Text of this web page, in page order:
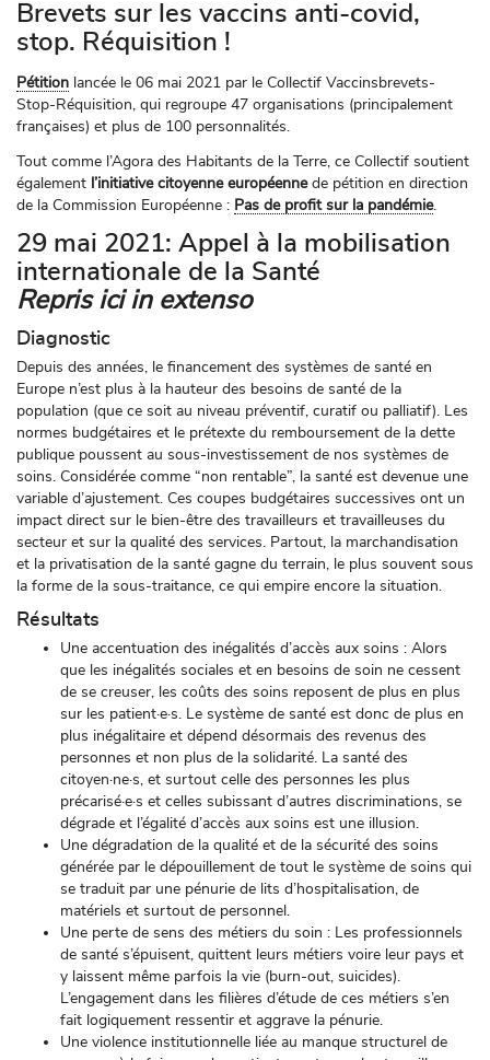
Brevets sur les vaccins anti-covid,
stop. Réquisition !
Pétition lancée le 06 mai 2021 par le Collectif Vaccinsbrevets-
Stop-Réquisition, qui regroupe 47 organisations (principalement
françaises) et plus de 100 personnalités.
Tout comme l’Agora des Habitants de la Terre, ce Collectif soutient
également l’initiative citoyenne européennede pétition en direction
de la Commission Européenne : Pas de profit sur la pandémie.
29 mai 2021: Appel à la mobilisation
internationale de la Santé
Repris ici in extenso
Diagnostic
Depuis des années, le financement des systèmes de santé en
Europe n’est plus à la hauteur des besoins de santé de la
population (que ce soit au niveau préventif, curatif ou palliatif). Les
normes budgétaires et le prétexte du remboursement de la dette
publique poussent au sous-investissement de nos systèmes de
soins. Considérée comme “non rentable”, la santé est devenue une
variable d’ajustement. Ces coupes budgétaires successives ont un
impact direct sur le bien-être des travailleurs et travailleuses du
secteur et sur la qualité des services. Partout, la marchandisation
et la privatisation de la santé gagne du terrain, le plus souvent sous
la forme de la sous-traitance, ce qui empire encore la situation.
Résultats
Une accentuation des inégalités d’accès aux soins : Alors
que les inégalités sociales et en besoins de soin ne cessent
de se creuser, les coûts des soins reposent de plus en plus
sur les patient·e·s. Le système de santé est donc de plus en
plus inégalitaire et dépend désormais des revenus des
personnes et non plus de la solidarité. La santé des
citoyen·ne·s, et surtout celle des personnes les plus
précarisé·e·s et celles subissant d’autres discriminations, se
dégrade et l’égalité d’accès aux soins est une illusion.
Une dégradation de la qualité et de la sécurité des soins
générée par le dépouillement de tout le système de soins qui
se traduit par une pénurie de lits d’hospitalisation, de
matériels et surtout de personnel.
Une perte de sens des métiers du soin : Les professionnels
de santé s’épuisent, quittent leurs métiers voire leur pays et
y laissent même parfois la vie (burn-out, suicides).
L’engagement dans les filières d’étude de ces métiers s’en
fait logiquement ressentir et aggrave la pénurie.
Une violence institutionnelle liée au manque structurel de